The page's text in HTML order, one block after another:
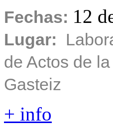
Fechas: 12
Lugar:
de Actos de
Gasteiz
+ info